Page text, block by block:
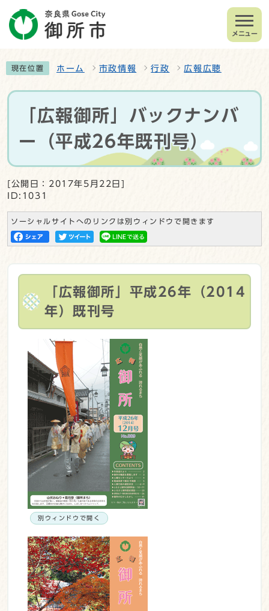
メニュー
現在位置 ホーム 市政情報 行政 広報広聴
「広報御所」バックナンバ
ー（平成26年既刊号）
[公開日：2017年5月22日]
ID:1031
ソーシャルサイトへのリンクは別ウィンドウで開きます
「広報御所」平成26年（2014
年）既刊号
別ウィンドウで開く